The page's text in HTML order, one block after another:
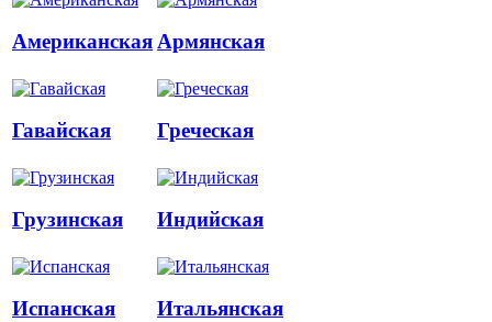
АмериканскаяАрмянская
Гавайская Греческая
Грузинская Индийская
Испанская Итальянская